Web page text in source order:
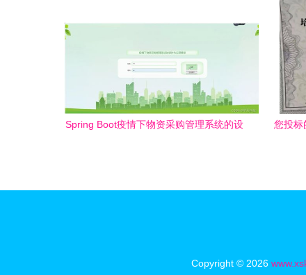
Spring Boot疫情下物资采购管理系统的设
您投标
Copyright © 2026